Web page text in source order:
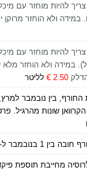
צריך להיות מוחזר עם
במידה ולא הוחזר מרוקן
צריך להיות מוחזר עם
במידה ולא הוחזר מלא
2.50 € לליטר
החורף, בין נובמבר
שונות מהרגיל.
בין 1 בנובמבר ל-1 במרץ